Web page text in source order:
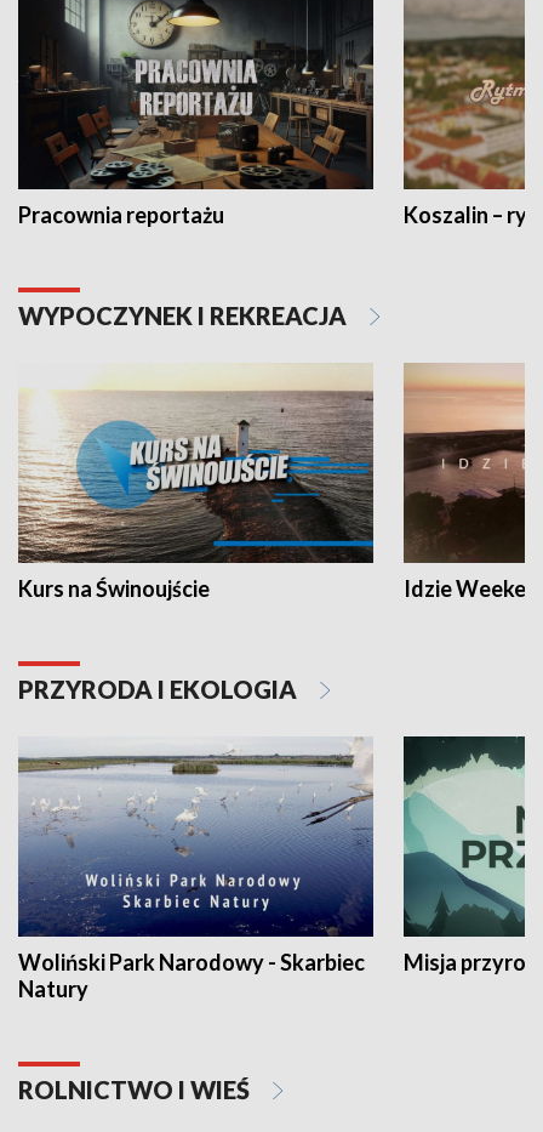
Pracownia reportażu Koszalin –
WYPOCZYNEK I REKREACJA
Kurs na Świnoujście Idzie
PRZYRODA I EKOLOGIA
Woliński Park Narodowy - Skarbiec
Natury
Misja
ROLNICTWO I WIEŚ